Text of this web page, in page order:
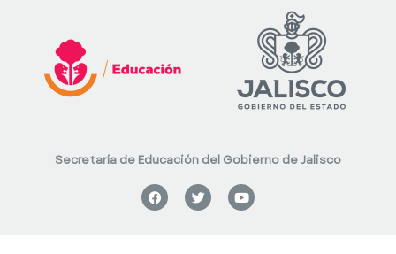
Secretaría de Educación del Gobierno de Jalisco